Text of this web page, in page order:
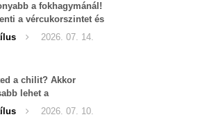
a fokhagymánál!
a vércukorszintet és
vérnyomást is!
2026. 07. 14.
a chilit? Akkor
lehet a
szinted
2026. 07. 10.